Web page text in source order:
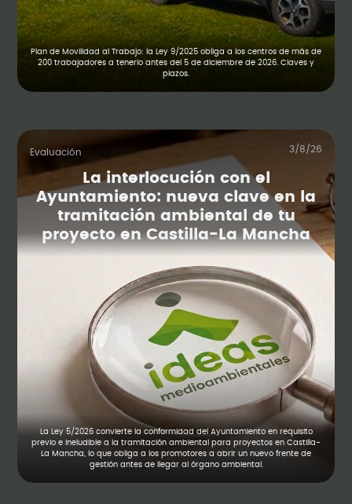
Plan de Movilidad al Trabajo: la Ley 9/2025 obliga a los centros de más de
200 trabajadores a tenerlo antes del 5 de diciembre de 2026. Claves y
plazos.
Evaluación 3/8/26
La interlocución con el
Ayuntamiento: nueva clave en la
tramitación ambiental de tu
proyecto en Castilla-La Mancha
La Ley 5/2026 convierte la conformidad del Ayuntamiento en requisito
previo e ineludible a la tramitación ambiental para proyectos en Castilla-
La Mancha, lo que obliga a los promotores a abrir un nuevo frente de
gestión antes de llegar al órgano ambiental.